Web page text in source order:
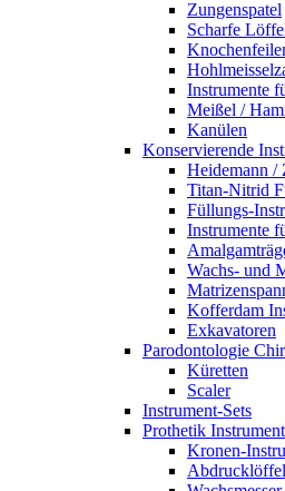
Zungenspatel
Scharfe
Instrumente
Meißel /
Kanülen
Konservierende
Heidemann /
Titan-Nitrid
Füllungs-
Instrumente
Wachs- und
Kofferdam
Exkavatoren
Parodontologie
Küretten
Scaler
Instrument-Sets
Prothetik
Kronen-